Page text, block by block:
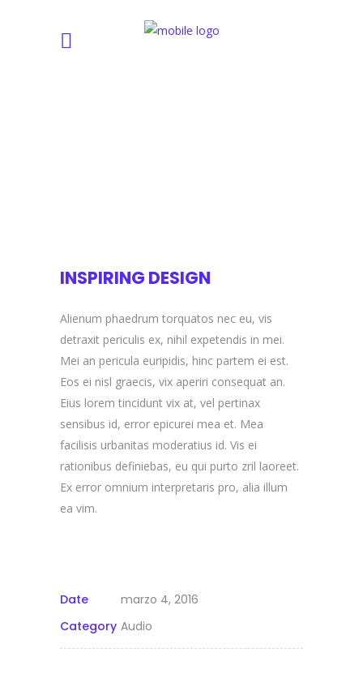
INSPIRING DESIGN
Alienum phaedrum torquatos nec eu, vis
detraxit periculis ex, nihil expetendis in mei.
Mei an pericula euripidis, hinc partem ei est.
Eos ei nisl graecis, vix aperiri consequat an.
Eius lorem tincidunt vix at, vel pertinax
sensibus id, error epicurei mea et. Mea
facilisis urbanitas moderatius id. Vis ei
rationibus definiebas, eu qui purto zril laoreet.
Ex error omnium interpretaris pro, alia illum
ea vim.
Date
marzo 4, 2016
Category Audio